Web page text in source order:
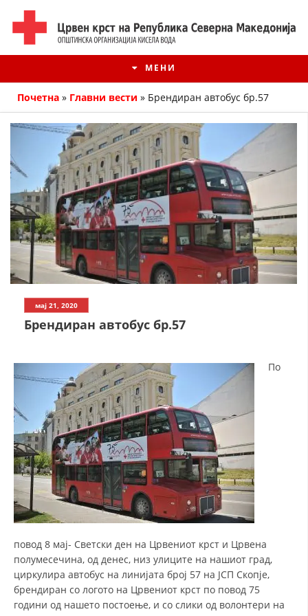
МЕНИ
ИСТОРИЈАТ НА ЦКРМ
ИСТОРИЈАТ НА ДВИЖЕЊЕТО
СТРУКТУРА НА ОРГАНИЗАЦИЈАТА
ЧЛЕНСТВО ВО ПРОФЕСИОНАЛНИ ТЕЛА
ЗАКОН ЗА ЦКРМ
СТАТУТ НА ЦКРМ
РАКОВОДЕН ОДБОР
СОБРАНИЕ
СТРУКТУРА И ОРГАНИЗАЦИОНА ПОСТАВЕНОСТ
Почетна » Главни вести » Брендиран автобус бр.57
мај 21, 2020
Брендиран автобус бр.57
По
повод 8 мај- Светски ден на Црвениот крст и Црвена
полумесечина, од денес, низ улиците на нашиот град,
циркулира автобус на линијата број 57 на ЈСП Скопје,
брендиран со логото на Црвениот крст по повод 75
години од нашето постоење, и со слики од волонтери на